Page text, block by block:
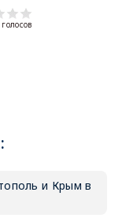
и Крым в